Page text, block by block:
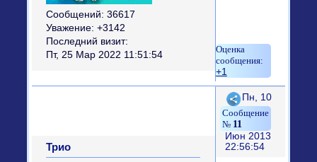
Сообщений: 36617
Уважение: +3142
Последний визит:
Пт, 25 Мар 2022 11:51:54
+1
Поделиться
11
Пн, 10
Июн 2013
22:56:54
Трио